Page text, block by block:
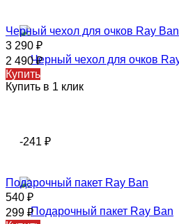
Черный чехол для очков Ray Ban
3 290 ₽
2 490₽
Купить
Купить в 1 клик
-241 ₽
Подарочный пакет Ray Ban
540 ₽
299 ₽